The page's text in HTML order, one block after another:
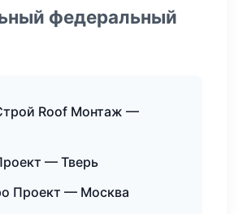
федеральный
Roof Монтаж —
— Тверь
Проект — Москва